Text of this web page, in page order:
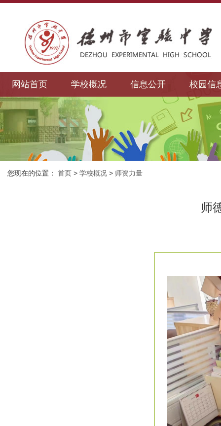
网站首页 学校概况 信息公开 校园信
您现在的位置： 首页 > 学校概况 > 师资力量
师